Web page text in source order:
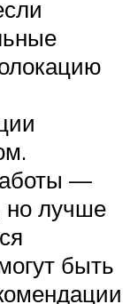
—
но лучше
быть